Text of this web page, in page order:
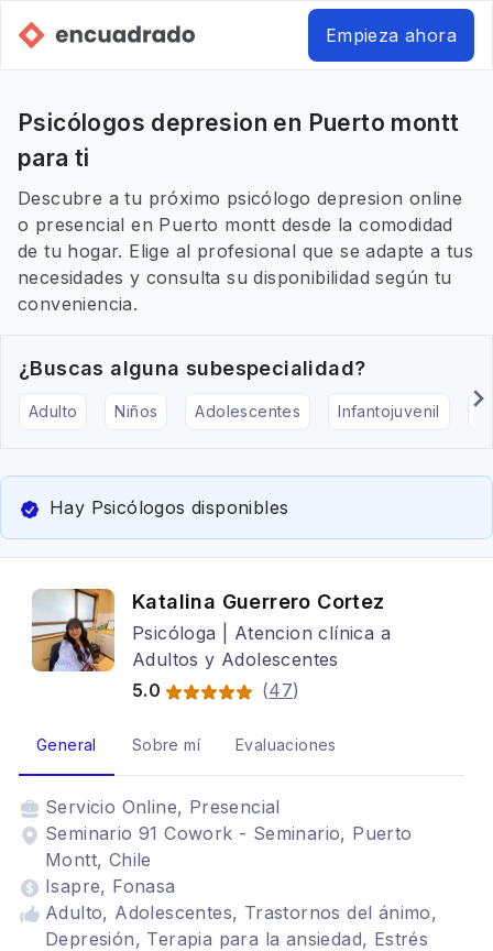
Empieza ahora
Psicólogos depresion en Puerto montt
para ti
Descubre a tu próximo psicólogo depresion online
o presencial en Puerto montt desde la comodidad
de tu hogar. Elige al profesional que se adapte a tus
necesidades y consulta su disponibilidad según tu
conveniencia.
¿Buscas alguna subespecialidad?
Adulto Niños Adolescentes Infantojuvenil
Hay Psicólogos disponibles
Katalina Guerrero Cortez
Psicóloga | Atencion clínica a
Adultos y Adolescentes
5.0
(47)
General Sobre mí Evaluaciones
Servicio Online, Presencial
Seminario 91 Cowork - Seminario, Puerto
Montt, Chile
Isapre, Fonasa
Adulto, Adolescentes, Trastornos del ánimo,
Depresión, Terapia para la ansiedad, Estrés